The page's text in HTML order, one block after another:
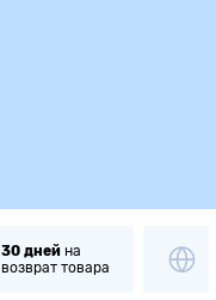
30 дней на
возврат товара